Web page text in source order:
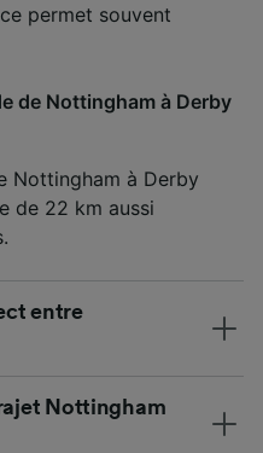
permet souvent
de Nottingham à Derby
Nottingham à Derby
de 22 km aussi
entre
Nottingham